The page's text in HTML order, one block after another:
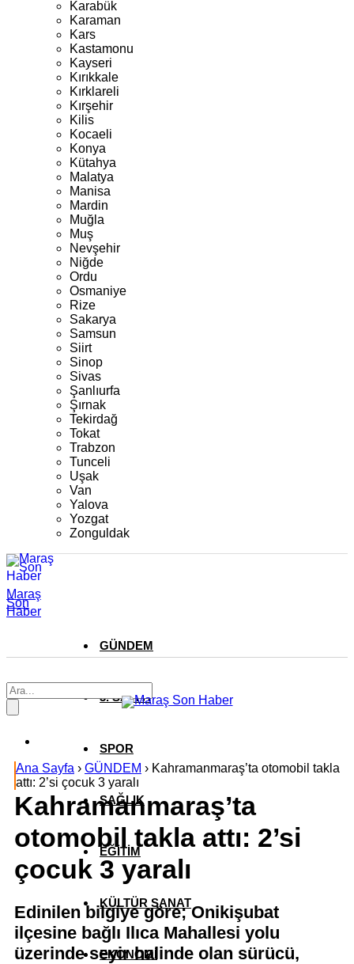
Karabük
Karaman
Kars
Kastamonu
Kayseri
Kırıkkale
Kırklareli
Kırşehir
Kilis
Kocaeli
Konya
Kütahya
Malatya
Manisa
Mardin
Muğla
Muş
Nevşehir
Niğde
Ordu
Osmaniye
Rize
Sakarya
Samsun
Siirt
Sinop
Sivas
Şanlıurfa
Şırnak
Tekirdağ
Tokat
Trabzon
Tunceli
Uşak
Van
Yalova
Yozgat
Zonguldak
Maraş
Son
Haber
GÜNDEM
3. SAYFA
SPOR
SAĞLIK
EĞİTİM
KÜLTÜR SANAT
EKONOMİ
Ana Sayfa › GÜNDEM › Kahramanmaraş’ta otomobil takla
attı: 2’si çocuk 3 yaralı
Kahramanmaraş’ta
otomobil takla attı: 2’si
çocuk 3 yaralı
Edinilen bilgiye göre; Onikişubat
ilçesine bağlı Ilıca Mahallesi yolu
üzerinde seyir halinde olan sürücü,